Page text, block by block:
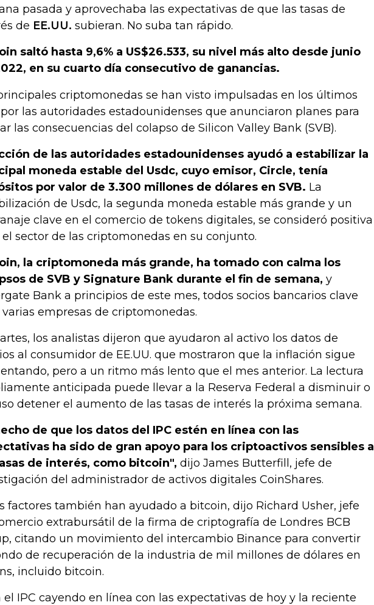
pasada y aprovechaba las expectativas de que las tasas de
de EE.UU. subieran. No suba tan rápido.
saltó hasta 9,6% a US$26.533, su nivel más alto desde junio
en su cuarto día consecutivo de ganancias.
criptomonedas se han visto impulsadas en los últimos
las autoridades estadounidenses que anunciaron planes para
las consecuencias del colapso de Silicon Valley Bank (SVB).
de las autoridades estadounidenses ayudó a estabilizar la
moneda estable del Usdc, cuyo emisor, Circle, tenía
por valor de 3.300 millones de dólares en SVB. La
de Usdc, la segunda moneda estable más grande y un
clave en el comercio de tokens digitales, se consideró positiva
el sector de las criptomonedas en su conjunto.
la criptomoneda más grande, ha tomado con calma los
de SVB y Signature Bank durante el fin de semana, y
Bank a principios de este mes, todos socios bancarios clave
varias empresas de criptomonedas.
los analistas dijeron que ayudaron al activo los datos de
al consumidor de EE.UU. que mostraron que la inflación sigue
pero a un ritmo más lento que el mes anterior. La lectura
anticipada puede llevar a la Reserva Federal a disminuir o
detener el aumento de las tasas de interés la próxima semana.
de que los datos del IPC estén en línea con las
ha sido de gran apoyo para los criptoactivos sensibles a
de interés, como bitcoin", dijo James Butterfill, jefe de
del administrador de activos digitales CoinShares.
factores también han ayudado a bitcoin, dijo Richard Usher, jefe
extrabursátil de la firma de criptografía de Londres BCB
citando un movimiento del intercambio Binance para convertir
de recuperación de la industria de mil millones de dólares en
incluido bitcoin.
el IPC cayendo en línea con las expectativas de hoy y la reciente